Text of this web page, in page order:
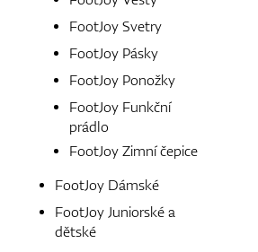
FootJoy Svetry
FootJoy Pásky
FootJoy Ponožky
FootJoy Funkční
prádlo
FootJoy Zimní čepice
FootJoy Dámské
FootJoy Juniorské a
dětské